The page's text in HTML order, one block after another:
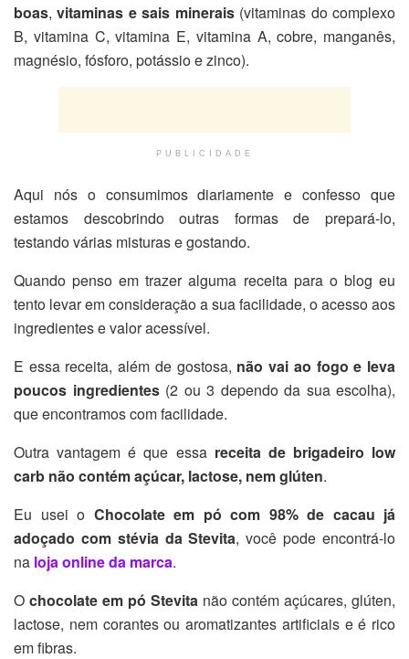
boas,vitaminas e sais minerais(vitaminas do complexo
B, vitamina C, vitamina E, vitamina A, cobre, manganês,
magnésio, fósforo, potássio e zinco).
PUBLICIDADE
Aqui nós o consumimos diariamente e confesso que
estamos descobrindo outras formas de prepará-lo,
testando várias misturas e gostando.
Quando penso em trazer alguma receita para o blog eu
tento levar em consideração a sua facilidade, o acesso aos
ingredientes e valor acessível.
E essa receita, além de gostosa, não vai ao fogo e leva
poucos ingredientes(2 ou 3 dependo da sua escolha),
que encontramos com facilidade.
Outra vantagem é que essa receita de brigadeiro low
carb não contém açúcar, lactose, nem glúten.
Eu usei o Chocolate em pó com 98% de cacau já
adoçado com stévia da Stevita, você pode encontrá-lo
na loja online da marca.
O chocolate em pó Stevita não contém açúcares, glúten,
lactose, nem corantes ou aromatizantes artificiais e é rico
em fibras.